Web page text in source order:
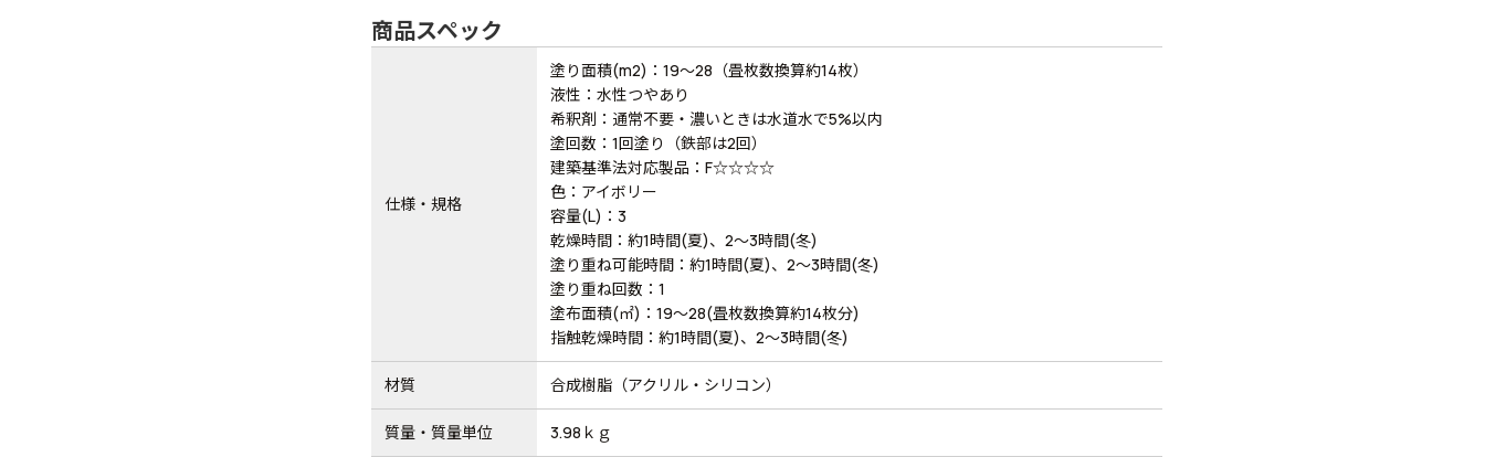
商品スペック
仕様・規格
塗り面積(m2)：19～28（畳枚数換算約14枚）
液性：水性つやあり
希釈剤：通常不要・濃いときは水道水で5%以内
塗回数：1回塗り（鉄部は2回）
建築基準法対応製品：F☆☆☆☆
色：アイボリー
容量(L)：3
乾燥時間：約1時間(夏)、2～3時間(冬)
塗り重ね可能時間：約1時間(夏)、2～3時間(冬)
塗り重ね回数：1
塗布面積(㎡)：19～28(畳枚数換算約14枚分)
指触乾燥時間：約1時間(夏)、2～3時間(冬)
材質 合成樹脂（アクリル・シリコン）
質量・質量単位 3.98ｋｇ